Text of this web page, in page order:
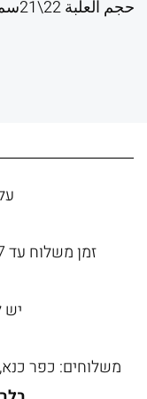
حجم العلبة 22\21سم
זמן משלוח עד 7 ימי עסקים לא כולל יום ההזמנה
יש
משלוחים: כפר